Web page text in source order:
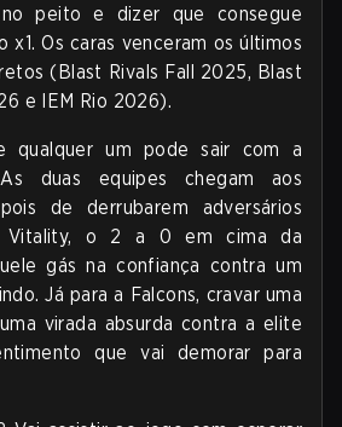
peito e dizer que consegue
x1. Os caras venceram os últimos
(Blast Rivals Fall 2025, Blast
e IEM Rio 2026).
qualquer um pode sair com a
duas equipes chegam aos
de derrubarem adversários
Vitality, o 2 a 0 em cima da
gás na confiança contra um
Já para a Falcons, cravar uma
virada absurda contra a elite
que vai demorar para